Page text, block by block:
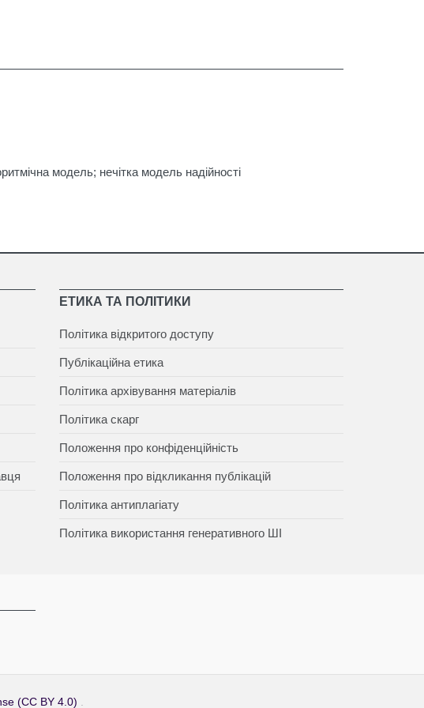
модель; нечітка модель надійності
ЕТИКА ТА ПОЛІТИКИ
Політика відкритого доступу
Публікаційна етика
Політика архівування матеріалів
Політика скарг
Положення про конфіденційність
Положення про відкликання публікацій
Політика антиплагіату
Політика використання генеративного ШІ
(CC BY 4.0)